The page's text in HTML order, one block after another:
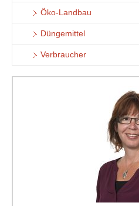
Öko-Landbau
Düngemittel
Verbraucher